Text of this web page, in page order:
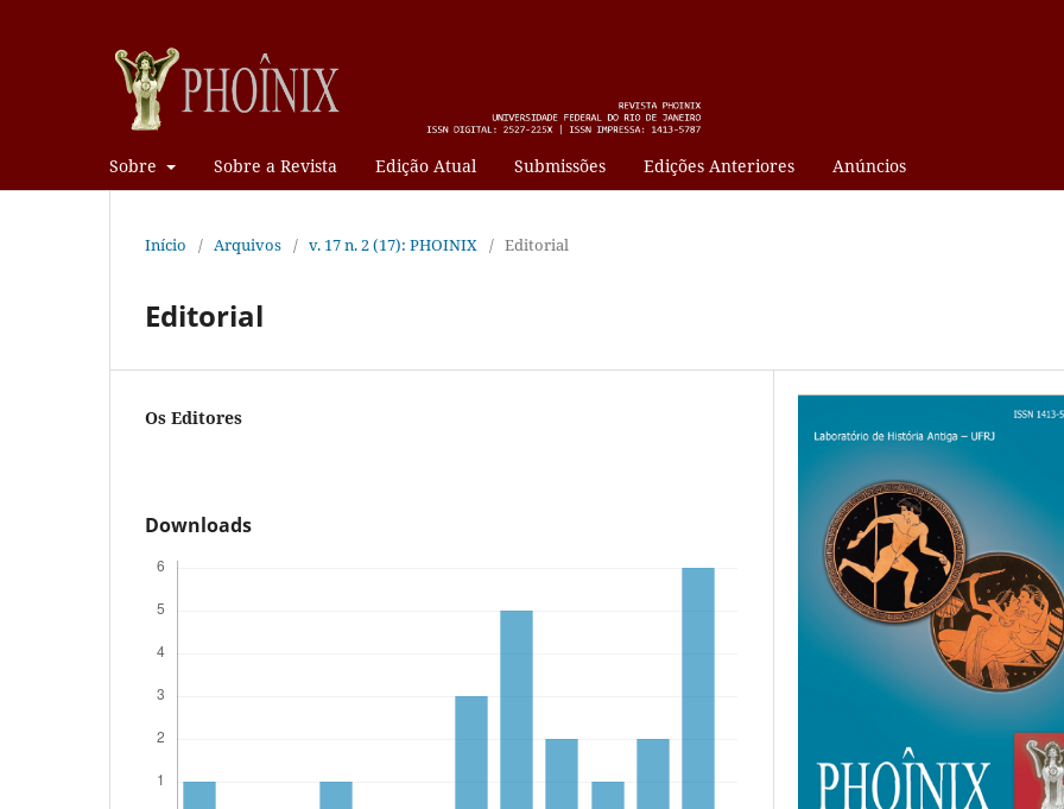
Sobre Sobre a Revista Edição Atual Submissões Edições Anteriores Anúncios
Início / Arquivos / v. 17 n. 2 (17): PHOINIX / Editorial
Editorial
Os Editores
Downloads